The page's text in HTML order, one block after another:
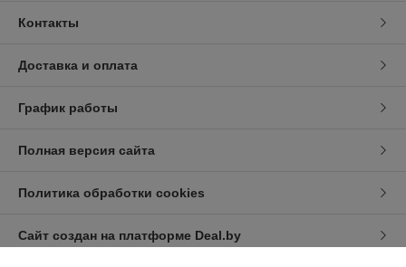
Контакты
Доставка и оплата
График работы
Полная версия сайта
Политика обработки cookies
Сайт создан на платформе Deal.by